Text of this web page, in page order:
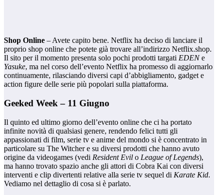
Shop Online – Avete capito bene. Netflix ha deciso di lanciare il
proprio shop online che potete già trovare all’indirizzo Netflix.shop.
Il sito per il momento presenta solo pochi prodotti targati EDENe
Yasuke, ma nel corso dell’evento Netflix ha promesso di aggiornarlo
continuamente, rilasciando diversi capi d’abbigliamento, gadget e
action figure delle serie più popolari sulla piattaforma.
Geeked Week – 11 Giugno
Il quinto ed ultimo giorno dell’evento online che ci ha portato
infinite novità di qualsiasi genere, rendendo felici tutti gli
appassionati di film, serie tv e anime del mondo si è concentrato in
particolare su The Witcher e su diversi prodotti che hanno avuto
origine da videogames (vedi Resident Evil o League of Legends),
ma hanno trovato spazio anche gli attori di Cobra Kai con diversi
interventi e clip divertenti relative alla serie tv sequel di Karate Kid.
Vediamo nel dettaglio di cosa si è parlato.